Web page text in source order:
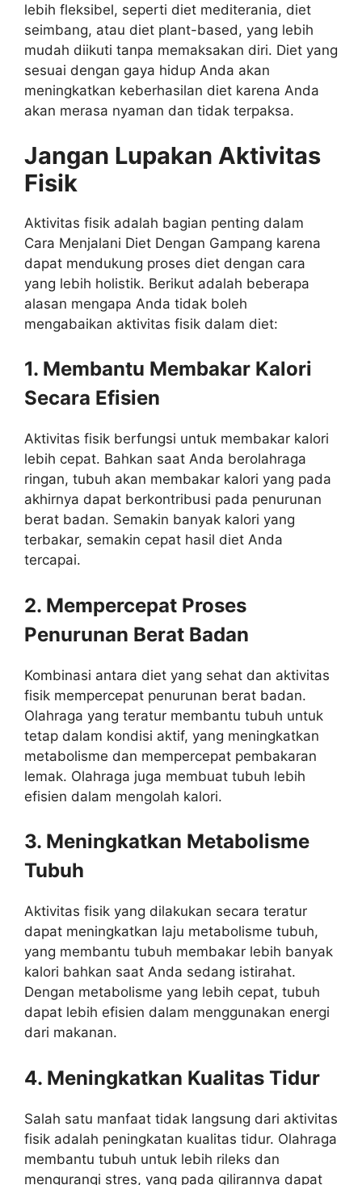
lebih fleksibel, seperti diet mediterania, diet
seimbang, atau diet plant-based, yang lebih
mudah diikuti tanpa memaksakan diri. Diet yang
sesuai dengan gaya hidup Anda akan
meningkatkan keberhasilan diet karena Anda
akan merasa nyaman dan tidak terpaksa.
Jangan Lupakan Aktivitas
Fisik
Aktivitas fisik adalah bagian penting dalam
Cara Menjalani Diet Dengan Gampang karena
dapat mendukung proses diet dengan cara
yang lebih holistik. Berikut adalah beberapa
alasan mengapa Anda tidak boleh
mengabaikan aktivitas fisik dalam diet:
1. Membantu Membakar Kalori
Secara Efisien
Aktivitas fisik berfungsi untuk membakar kalori
lebih cepat. Bahkan saat Anda berolahraga
ringan, tubuh akan membakar kalori yang pada
akhirnya dapat berkontribusi pada penurunan
berat badan. Semakin banyak kalori yang
terbakar, semakin cepat hasil diet Anda
tercapai.
2. Mempercepat Proses
Penurunan Berat Badan
Kombinasi antara diet yang sehat dan aktivitas
fisik mempercepat penurunan berat badan.
Olahraga yang teratur membantu tubuh untuk
tetap dalam kondisi aktif, yang meningkatkan
metabolisme dan mempercepat pembakaran
lemak. Olahraga juga membuat tubuh lebih
efisien dalam mengolah kalori.
3. Meningkatkan Metabolisme
Tubuh
Aktivitas fisik yang dilakukan secara teratur
dapat meningkatkan laju metabolisme tubuh,
yang membantu tubuh membakar lebih banyak
kalori bahkan saat Anda sedang istirahat.
Dengan metabolisme yang lebih cepat, tubuh
dapat lebih efisien dalam menggunakan energi
dari makanan.
4. Meningkatkan Kualitas Tidur
Salah satu manfaat tidak langsung dari aktivitas
fisik adalah peningkatan kualitas tidur. Olahraga
membantu tubuh untuk lebih rileks dan
mengurangi stres, yang pada gilirannya dapat